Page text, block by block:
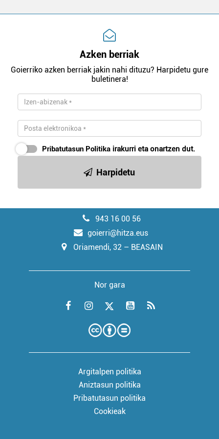
Azken berriak
Goierriko azken berriak jakin nahi dituzu? Harpidetu gure
buletinera!
Pribatutasun Politika irakurri eta onartzen dut.
Harpidetu
943 16 00 56
goierri@hitza.eus
Oriamendi, 32 – BEASAIN
Nor gara
Argitalpen politika
Aniztasun politika
Pribatutasun politika
Cookieak